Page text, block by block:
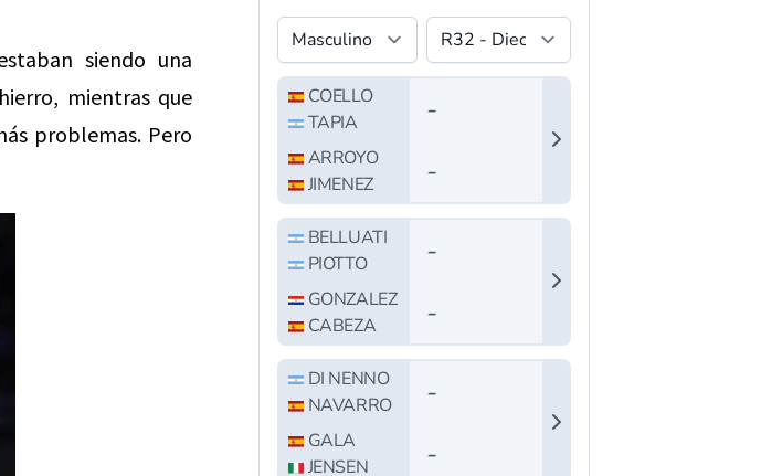
siendo una
mientras que
problemas. Pero